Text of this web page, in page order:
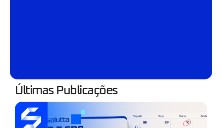
Últimas Publicações